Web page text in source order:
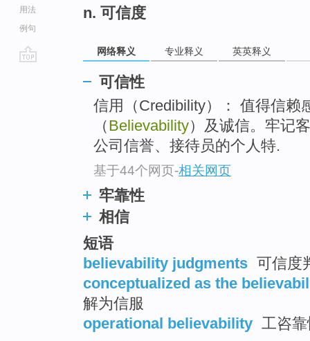
用法
例句
n. 可信度
网络释义 专业释义 英英释义
可信性
信用（Credibility）： 值得信赖
（Believability）及诚信。牢记
公司信誉、接待员的个人特.
基于44个网页-相关网页
牢靠性
相信
短语
believability judgments 可信度
conceptualized as the
解为信服
operational believability 工咨